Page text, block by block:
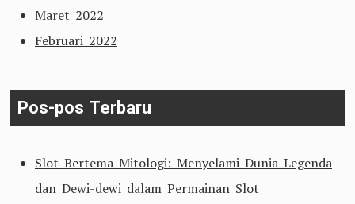
Maret 2022
Februari 2022
Pos-pos Terbaru
Slot Bertema Mitologi: Menyelami Dunia Legenda
dan Dewi-dewi dalam Permainan Slot